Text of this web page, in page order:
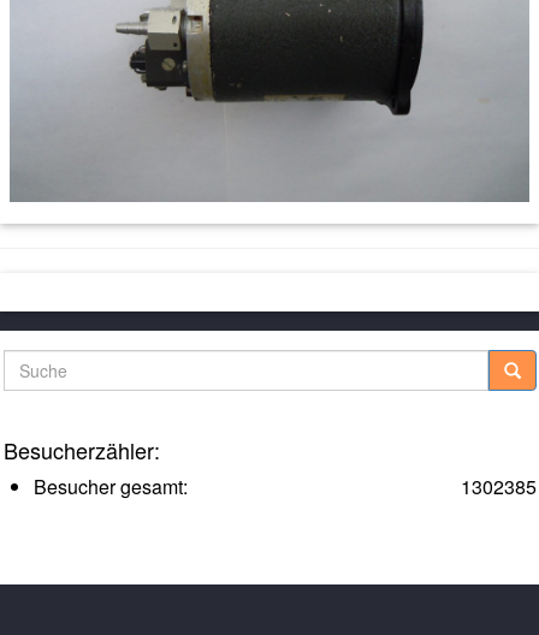
Suche
Besucherzähler:
1302385
Besucher gesamt: